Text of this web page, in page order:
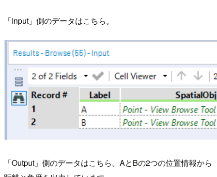
「Input」側のデータはこちら。
「Output」側のデータはこちら。AとBの2つの位置情報から